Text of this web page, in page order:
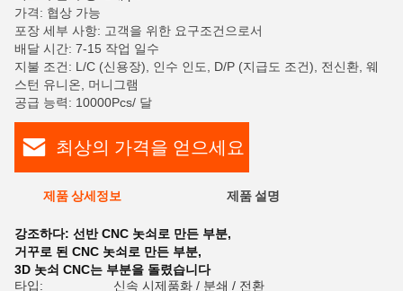
가격: 협상 가능
포장 세부 사항: 고객을 위한 요구조건으로서
배달 시간: 7-15 작업 일수
지불 조건: L/C (신용장), 인수 인도, D/P (지급도 조건), 전신환, 웨
스턴 유니온, 머니그램
공급 능력: 10000Pcs/ 달
최상의 가격을 얻으세요
제품 상세정보 제품 설명
강조하다: 선반 CNC 놋쇠로 만든 부분,
거꾸로 된 CNC 놋쇠로 만든 부분,
3D 놋쇠 CNC는 부분을 돌렸습니다
타입:
신속 시제품화 / 분쇄 / 전환